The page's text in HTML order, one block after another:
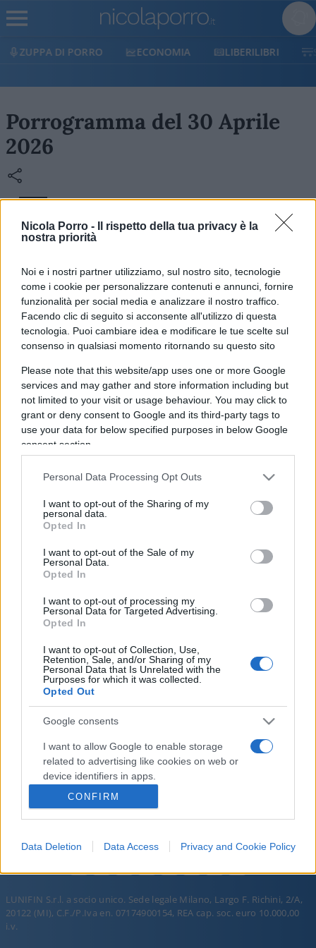
Nicola Porro -
Il rispetto della tua privacy è la
nostra priorità
Noi e i nostri partner utilizziamo, sul nostro sito, tecnologie
come i cookie per personalizzare contenuti e annunci, fornire
funzionalità per social media e analizzare il nostro traffico.
Facendo clic di seguito si acconsente all'utilizzo di questa
tecnologia. Puoi cambiare idea e modificare le tue scelte sul
consenso in qualsiasi momento ritornando su questo sito
Please note that this website/app uses one or more Google
services and may gather and store information including but
not limited to your visit or usage behaviour. You may click to
grant or deny consent to Google and its third-party tags to
use your data for below specified purposes in below Google
consent section.
Personal Data Processing Opt Outs
I want to opt-out of the Sharing of my
personal data.
Opted In
I want to opt-out of the Sale of my
Personal Data.
Opted In
I want to opt-out of processing my
Personal Data for Targeted Advertising.
Opted In
I want to opt-out of Collection, Use,
Retention, Sale, and/or Sharing of my
Personal Data that Is Unrelated with the
Purposes for which it was collected.
Opted Out
Google consents
I want to allow Google to enable storage
related to advertising like cookies on web or
device identifiers in apps.
I want to allow my user data to be sent to
Google for online advertising purposes.
I want to allow Google to send me
related to analytics like cookies on web or
CONFIRM
Data Deletion Data Access Privacy and Cookie Policy
ZUPPA DI PORRO ECONOMIA LIBERILIBRI
Porrogramma del 30 Aprile
2026
Il Porrogramma è il Cruciverba di Nicola Porro: un
gioco enigmistico che mixa attualità, cultura e un
all’altezza delle definizioni più pungenti!
🔍 Verifica risposte 🎱 Svela soluzione
1
procedura o permesso che consente l'ingresso a un
PORROGRAMMA
DEL 29 APR 2026
PORROGRAMMA
DEL 01 MAG 2026
LUNIFIN S.r.l. a socio unico. Sede legale Milano, Largo F. Richini, 2/A,
20122 (MI), C.F./P.Iva en. 07174900154, REA cap. soc. euro 10.000,00
i.v.